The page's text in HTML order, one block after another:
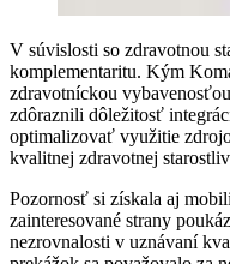
V súvislosti so zdravotnou
komplementaritu. Kým
zdravotníckou
zdôraznili dôležitosť
optimalizovať využitie
kvalitnej zdravotnej
Pozornosť si získala aj
zainteresované strany
nezrovnalosti v uznávaní